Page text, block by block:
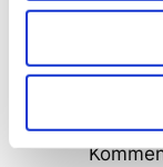
Deine